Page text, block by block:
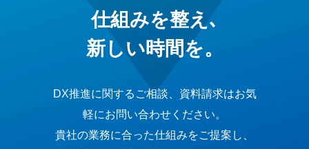
仕組みを整え､
新しい時間を。
DX推進に関するご相談、資料請求はお気
軽にお問い合わせください。
貴社の業務に合った仕組みをご提案し、